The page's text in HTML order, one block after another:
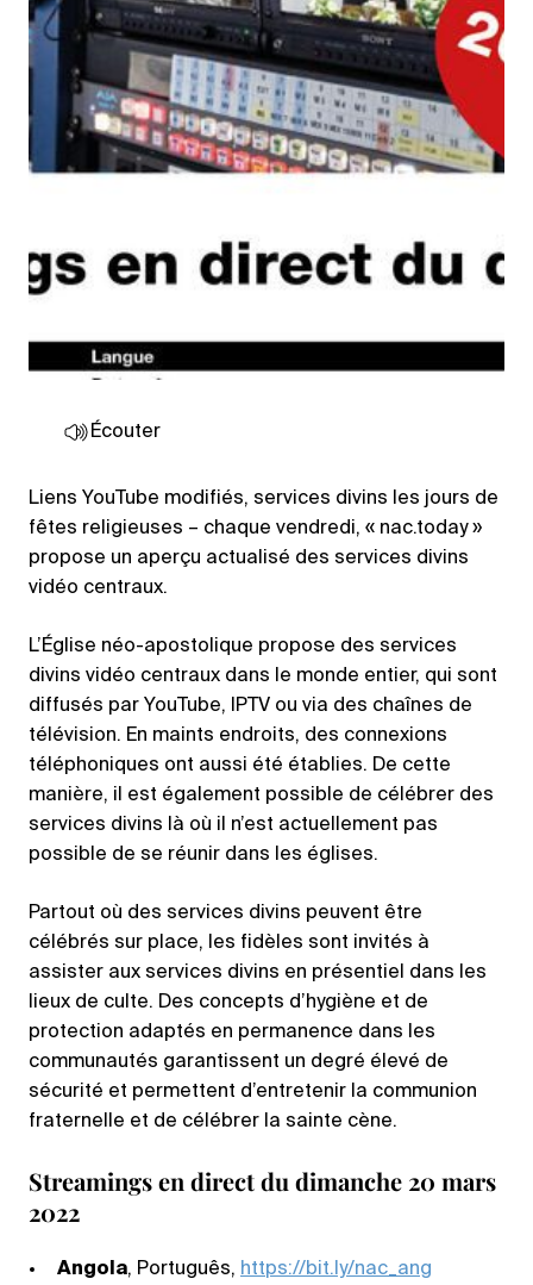
Écouter
Liens YouTube modifiés, services divins les jours de
fêtes religieuses – chaque vendredi, « nac.today »
propose un aperçu actualisé des services divins
vidéo centraux.
L’Église néo-apostolique propose des services
divins vidéo centraux dans le monde entier, qui sont
diffusés par YouTube, IPTV ou via des chaînes de
télévision. En maints endroits, des connexions
téléphoniques ont aussi été établies. De cette
manière, il est également possible de célébrer des
services divins là où il n’est actuellement pas
possible de se réunir dans les églises.
Partout où des services divins peuvent être
célébrés sur place, les fidèles sont invités à
assister aux services divins en présentiel dans les
lieux de culte. Des concepts d’hygiène et de
protection adaptés en permanence dans les
communautés garantissent un degré élevé de
sécurité et permettent d’entretenir la communion
fraternelle et de célébrer la sainte cène.
Streamings en direct du dimanche 20 mars
2022
Angola, Português, https://bit.ly/nac_ang